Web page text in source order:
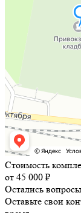
Стоимость
от 45 000 ₽
Остались
Оставьте свои